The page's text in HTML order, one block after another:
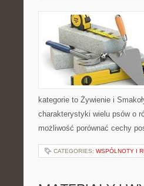
kategorie to Żywienie i
charakterystyki wielu psów o
możliwość porównać cechy
CATEGORIES: WSPÓLNOTY I